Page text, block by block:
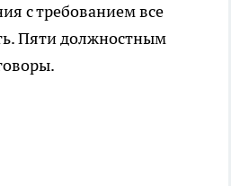
с требованием все
Пяти должностным